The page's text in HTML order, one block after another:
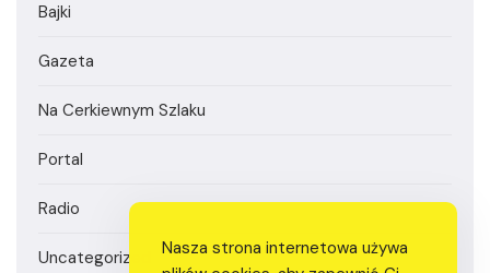
Bajki
Gazeta
Na Cerkiewnym Szlaku
Portal
Radio
Uncategorized
Nasza strona internetowa używa